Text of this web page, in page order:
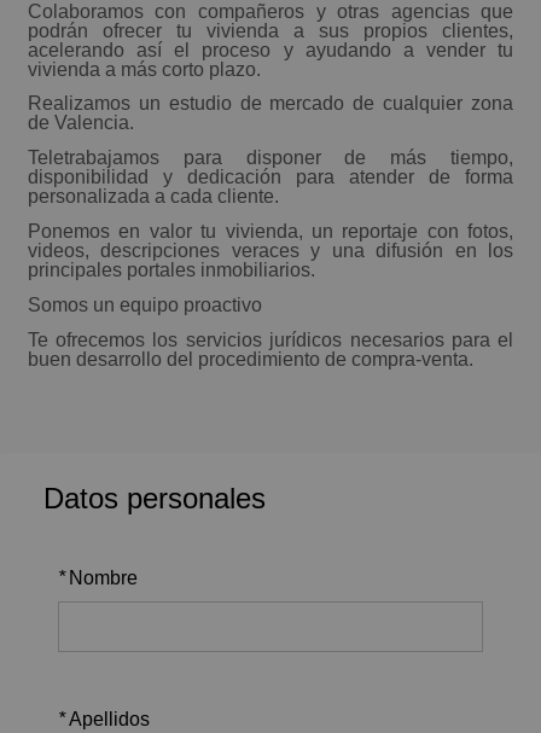
Colaboramos con compañeros y otras agencias que
podrán ofrecer tu vivienda a sus propios clientes,
acelerando así el proceso y ayudando a vender tu
vivienda a más corto plazo.
Realizamos un estudio de mercado de cualquier zona
de Valencia.
Teletrabajamos para disponer de más tiempo,
disponibilidad y dedicación para atender de forma
personalizada a cada cliente.
Ponemos en valor tu vivienda, un reportaje con fotos,
videos, descripciones veraces y una difusión en los
principales portales inmobiliarios.
Somos un equipo proactivo
Te ofrecemos los servicios jurídicos necesarios para el
buen desarrollo del procedimiento de compra-venta.
Datos personales
* Nombre
*Apellidos